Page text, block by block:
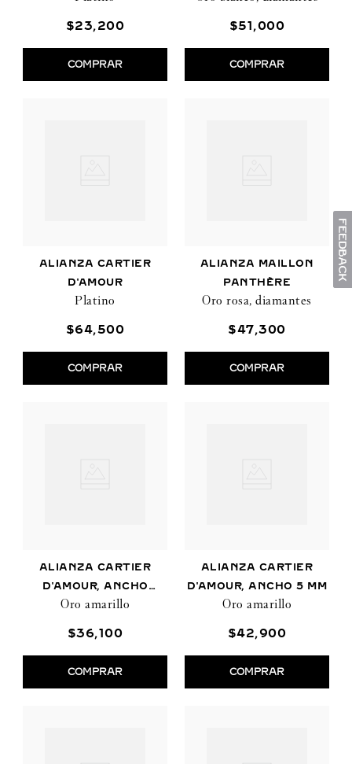
$23,200
COMPRAR
$51 ,000
COMPRAR
ALIANZA CARTIER
D'AMOUR
Platino
$64,500
COMPRAR
ALIANZA MAILLON
PANTHÈRE
Oro rosa, diamantes
$47,300
COMPRAR
ALIANZA CARTIER
D'AMOUR, ANCHO
2,5MM
Oro amarillo
$36,100
COMPRAR
ALIANZA CARTIER
D'AMOUR, ANCHO 5 MM
Oro amarillo
$42,900
COMPRAR